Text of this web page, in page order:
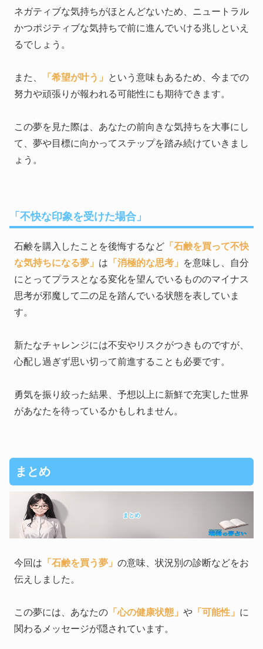
ネガティブな気持ちがほとんどないため、ニュートラル
かつポジティブな気持ちで前に進んでいける兆しといえ
るでしょう。
また、 「希望が叶う」
という意味もあるため、今までの
努力や頑張りが報われる可能性にも期待できます。
この夢を見た際は、あなたの前向きな気持ちを大事にし
て、夢や目標に向かってステップを踏み続けていきまし
ょう。
「不快な印象を受けた場合」
石鹸を購入したことを後悔するなど 「石鹸を買って不快
な気持ちになる夢」 は 「消極的な思考」
を意味し、自分
にとってプラスとなる変化を望んでいるもののマイナス
思考が邪魔して二の足を踏んでいる状態を表していま
す。
新たなチャレンジには不安やリスクがつきものですが、
心配し過ぎず思い切って前進することも必要です。
勇気を振り絞った結果、予想以上に新鮮で充実した世界
があなたを待っているかもしれません。
まとめ
まとめ
今回は 「石鹸を買う夢」 の意味、状況別の診断などをお
伝えしました。
この夢には、あなたの 「心の健康状態」 や 「可能性」 に
関わるメッセージが隠されています。